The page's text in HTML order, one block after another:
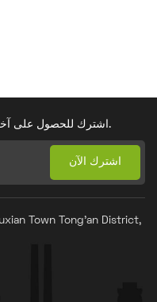
اشترك للحصول على آخر الأخبار. ابقَ على اطلاع بأحدث التوجهات.